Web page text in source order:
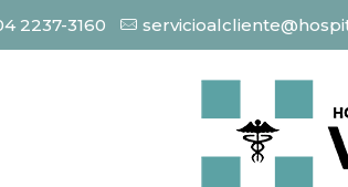
2237-3160